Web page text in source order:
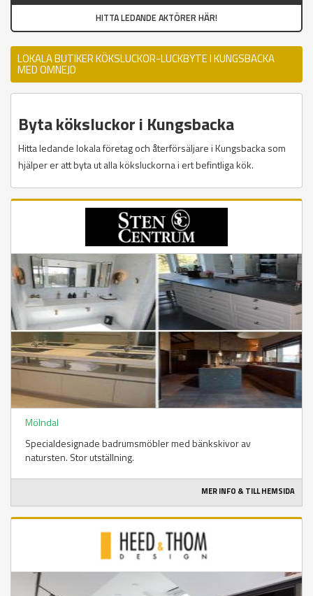
HITTA LEDANDE AKTÖRER HÄR!
LOKALA BUTIKER KÖKSLUCKOR-LUCKBYTE I KUNGSBACKA
MED OMNEJD
Byta köksluckor i Kungsbacka
Hitta ledande lokala företag och återförsäljare i Kungsbacka som
hjälper er att byta ut alla köksluckorna i ert befintliga kök.
Mölndal
Specialdesignade badrumsmöbler med bänkskivor av
natursten. Stor utställning.
MER INFO & TILL HEMSIDA